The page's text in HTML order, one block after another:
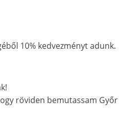
10% kedvezményt adunk.
röviden bemutassam Győr